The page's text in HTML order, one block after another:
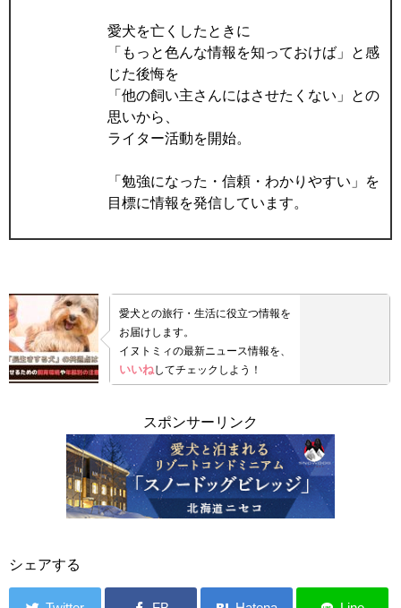
愛犬を亡くしたときに
「もっと色んな情報を知っておけば」と感
じた後悔を
「他の飼い主さんにはさせたくない」との
思いから、
ライター活動を開始。
「勉強になった・信頼・わかりやすい」を
目標に情報を発信しています。
愛犬との旅行・生活に役立つ情報を
お届けします。
イヌトミィの最新ニュース情報を、
いいねしてチェックしよう！
スポンサーリンク
シェアする